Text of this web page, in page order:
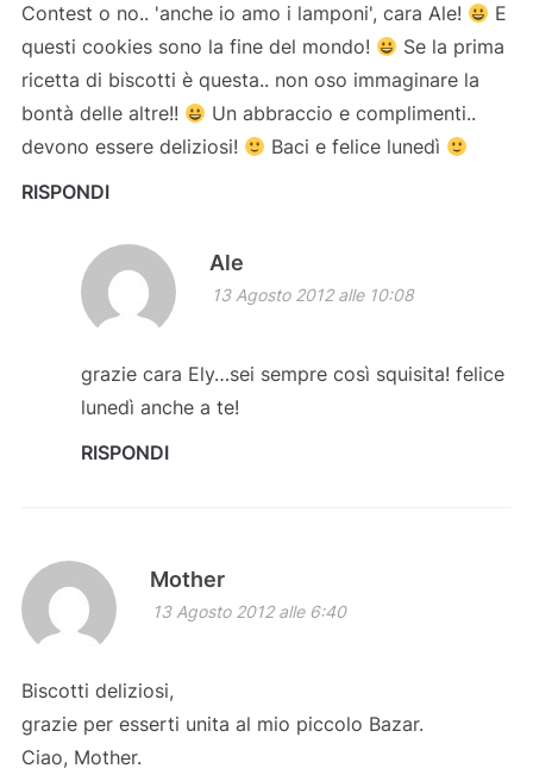
Contest o no.. 'anche io amo i lamponi', cara Ale!
E
questi cookies sono la fine del mondo!
Se la prima
ricetta di biscotti è questa.. non oso immaginare la
bontà delle altre!!
Un abbraccio e complimenti..
devono essere deliziosi!
Baci e felice lunedì
RISPONDI
Ale
13 Agosto 2012 alle 10:08
grazie cara Ely…sei sempre così squisita! felice
lunedì anche a te!
RISPONDI
Mother
13 Agosto 2012 alle 6:40
Biscotti deliziosi,
grazie per esserti unita al mio piccolo Bazar.
Ciao, Mother.